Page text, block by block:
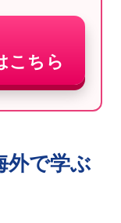
こちら
外で学ぶ